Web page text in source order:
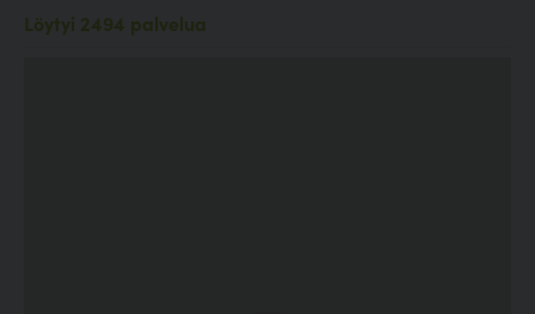
Löytyi 2494 palvelua